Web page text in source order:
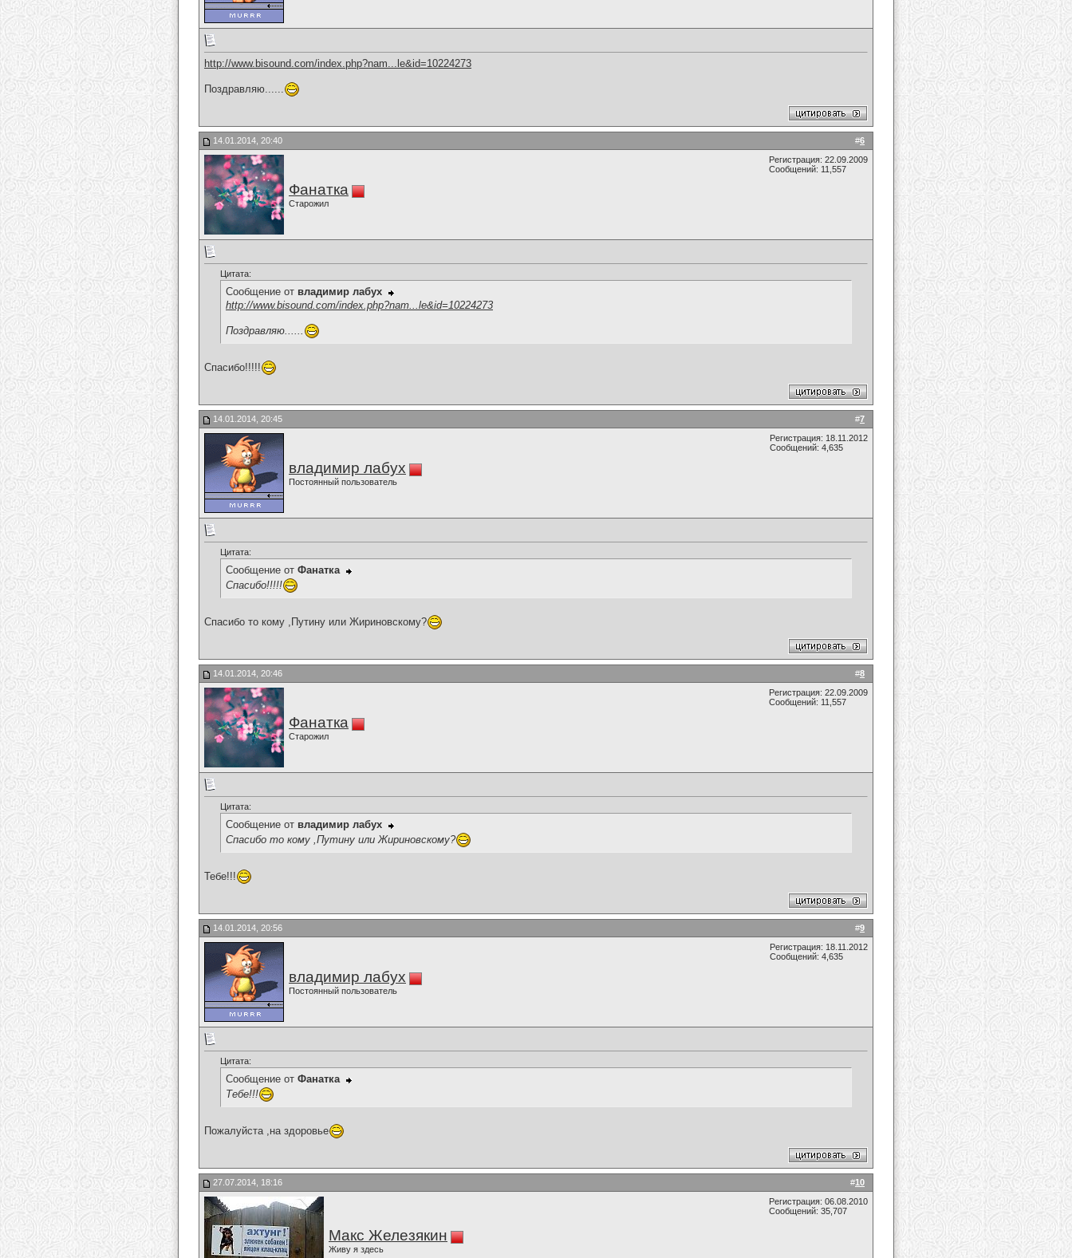
http://www.bisound.com/index.php?nam...le&id=10224273
Поздравляю......
#6
14.01.2014, 20:40
Фанатка
Старожил
Регистрация: 22.09.2009
Сообщений: 11,557
Цитата:
Сообщение от владимир лабух
http://www.bisound.com/index.php?nam...le&id=10224273
Поздравляю......
Спасибо!!!!!
#7
14.01.2014, 20:45
владимир лабух
Постоянный пользователь
Регистрация: 18.11.2012
Сообщений: 4,635
Цитата:
Сообщение от Фанатка
Спасибо!!!!!
Спасибо то кому ,Путину или Жириновскому?
#8
14.01.2014, 20:46
Фанатка
Старожил
Регистрация: 22.09.2009
Сообщений: 11,557
Цитата:
Сообщение от владимир лабух
Спасибо то кому ,Путину или Жириновскому?
Тебе!!!
#9
14.01.2014, 20:56
владимир лабух
Постоянный пользователь
Регистрация: 18.11.2012
Сообщений: 4,635
Цитата:
Сообщение от Фанатка
Тебе!!!
Пожалуйста ,на здоровье
#10
27.07.2014, 18:16
Макс Железякин
Живу я здесь
Регистрация: 06.08.2010
Сообщений: 35,707